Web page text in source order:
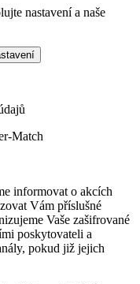
nastavení a naše
Match
informovat o akcích
Vám příslušné
Vaše zašifrované
poskytovateli a
pokud již jejich